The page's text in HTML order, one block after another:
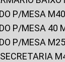
P/MESA M40
P/MESA 40
P/MESA M25
SECRETARIA